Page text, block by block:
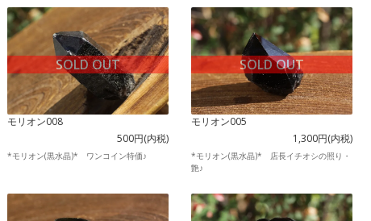
モリオン008
500円(内税)
SOLD OUT
*モリオン(黒水晶)* ワンコイン特価♪
モリオン005
1,300円(内税)
SOLD OUT
*モリオン(黒水晶)* 店長イチオシの照り・
艶♪